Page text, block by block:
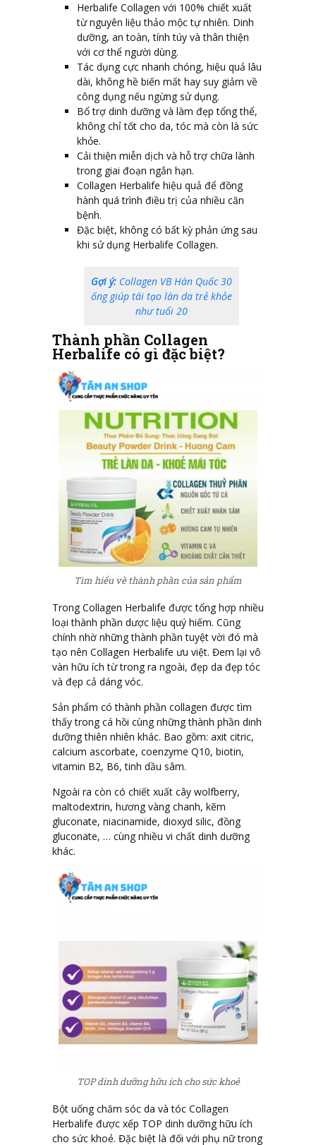
Herbalife Collagen với 100% chiết xuất
từ nguyên liệu thảo mộc tự nhiên. Dinh
dưỡng, an toàn, tính túy và thân thiện
với cơ thể người dùng.
Tác dụng cực nhanh chóng, hiệu quả lâu
dài, không hề biến mất hay suy giảm về
công dụng nếu ngừng sử dụng.
Bổ trợ dinh dưỡng và làm đẹp tổng thể,
không chỉ tốt cho da, tóc mà còn là sức
khỏe.
Cải thiện miễn dịch và hỗ trợ chữa lành
trong giai đoạn ngắn hạn.
Collagen Herbalife hiệu quả để đồng
hành quá trình điều trị của nhiều căn
bệnh.
Đặc biệt, không có bất kỳ phản ứng sau
khi sử dụng Herbalife Collagen.
Gợi ý: Collagen VB Hàn Quốc 30
ống giúp tái tạo làn da trẻ khỏe
như tuổi 20
Thành phần Collagen
Herbalife có gì đặc biệt?
Tìm hiểu về thành phần của sản phẩm
Trong Collagen Herbalife được tổng hợp nhiều
loại thành phần dược liệu quý hiếm. Cũng
chính nhờ những thành phần tuyệt vời đó mà
tạo nên Collagen Herbalife ưu việt. Đem lại vô
vàn hữu ích từ trong ra ngoài, đẹp da đẹp tóc
và đẹp cả dáng vóc.
Sản phẩm có thành phần collagen được tìm
thấy trong cá hồi cùng những thành phần dinh
dưỡng thiên nhiên khác. Bao gồm: axit citric,
calcium ascorbate, coenzyme Q10, biotin,
vitamin B2, B6, tinh dầu sâm.
Ngoài ra còn có chiết xuất cây wolfberry,
maltodextrin, hương vàng chanh, kẽm
gluconate, niacinamide, dioxyd silic, đồng
gluconate, … cùng nhiều vi chất dinh dưỡng
khác.
TOP dinh dưỡng hữu ích cho sức khoẻ
Bột uống chăm sóc da và tóc Collagen
Herbalife được xếp TOP dinh dưỡng hữu ích
cho sức khoẻ. Đặc biệt là đối với phụ nữ trong